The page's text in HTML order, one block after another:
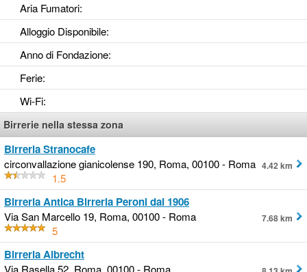
Aria Fumatori:
Alloggio Disponibile:
Anno di Fondazione:
Ferie:
Wi-Fi:
Birrerie nella stessa zona
Birreria Stranocafe
circonvallazione gianicolense 190, Roma, 00100 - Roma
1.5
4.42 km
Birreria Antica Birreria Peroni dal 1906
Via San Marcello 19, Roma, 00100 - Roma
5
7.68 km
Birreria Albrecht